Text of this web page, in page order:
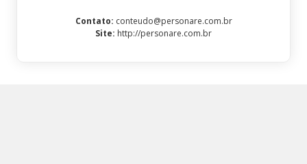
Contato: conteudo@personare.com.br
Site: http://personare.com.br